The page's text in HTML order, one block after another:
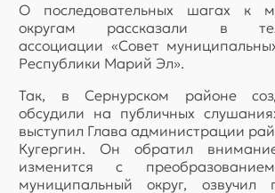
О последовательных шагах к
округам рассказали в
ассоциации «Совет
Республики Марий Эл».
Так, в Сернурском районе
обсудили на публичных
выступил Глава администрации
Кугергин. Он обратил
изменится с
муниципальный округ, озвучил